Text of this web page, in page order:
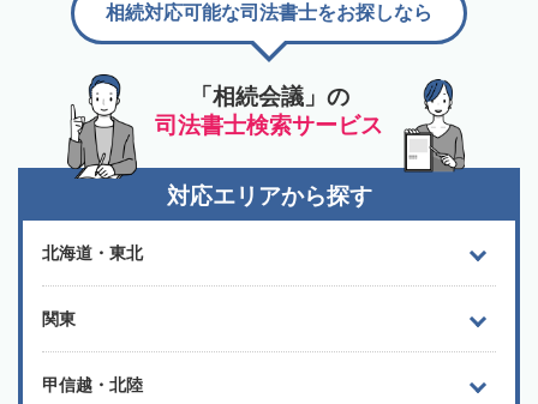
「相続会議」の
司法書士検索サービス
相続対応可能な司法書士をお探しなら
対応エリアから探す
北海道・東北
関東
甲信越・北陸